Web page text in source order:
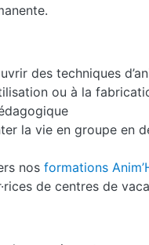
des techniques
ou à la
la vie en groupe en
nos formations
de centres de